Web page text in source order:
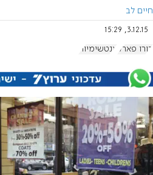
חיים לב
3.12.15, 15:29
בורו פארק אנטשימיות